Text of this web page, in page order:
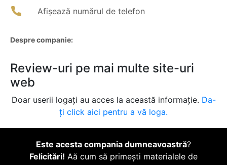
Afișează numărul de telefon
Despre companie:
Review-uri pe mai multe site-uri
web
Doar userii logați au acces la această informație. Da-
ți click aici pentru a vă loga.
Este acesta compania dumneavoastră?
Felicitări! Aă cum să primești materialele de